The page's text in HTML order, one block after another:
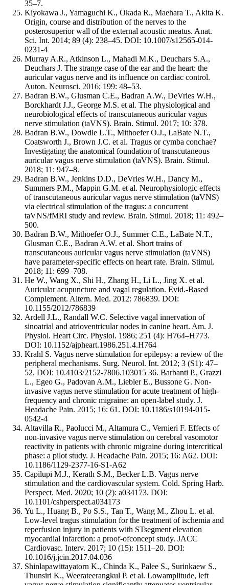
35–7.
Kiyokawa J., Yamaguchi K., Okada R., Maehara T., Akita K.
Origin, course and distribution of the nerves to the
posterosuperior wall of the external acoustic meatus. Anat.
Sci. Int. 2014; 89 (4): 238–45. DOI: 10.1007/s12565-014-
0231-4
Murray A.R., Atkinson L., Mahadi M.K., Deuchars S.A.,
Deuchars J. The strange case of the ear and the heart: the
auricular vagus nerve and its influence on cardiac control.
Auton. Neurosci. 2016; 199: 48–53.
Badran B.W., Glusman C.E., Badran A.W., DeVries W.H.,
Borckhardt J.J., George M.S. et al. The physiological and
neurobiological effects of transcutaneous auricular vagus
nerve stimulation (taVNS). Brain. Stimul. 2017; 10: 378.
Badran B.W., Dowdle L.T., Mithoefer O.J., LaBate N.T.,
Coatsworth J., Brown J.C. et al. Tragus or cymba conchae?
Investigating the anatomical foundation of transcutaneous
auricular vagus nerve stimulation (taVNS). Brain. Stimul.
2018; 11: 947–8.
Badran B.W., Jenkins D.D., DeVries W.H., Dancy M.,
Summers P.M., Mappin G.M. et al. Neurophysiologic effects
of transcutaneous auricular vagus nerve stimulation (taVNS)
via electrical stimulation of the tragus: a concurrent
taVNS/fMRI study and review. Brain. Stimul. 2018; 11: 492–
500.
Badran B.W., Mithoefer O.J., Summer C.E., LaBate N.T.,
Glusman C.E., Badran A.W. et al. Short trains of
transcutaneous auricular vagus nerve stimulation (taVNS)
have parameter-specific effects on heart rate. Brain. Stimul.
2018; 11: 699–708.
He W., Wang X., Shi H., Zhang H., Li L., Jing X. et al.
Auricular acupuncture and vagal regulation. Evid.-Based
Complement. Altern. Med. 2012: 786839. DOI:
10.1155/2012/786839
Ardell J.L., Randall W.C. Selective vagal innervation of
sinoatrial and atrioventricular nodes in canine heart. Am. J.
Physiol. Heart Circ. Physiol. 1986; 251 (4): H764–H773.
DOI: 10.1152/ajpheart.1986.251.4.H764
Krahl S. Vagus nerve stimulation for epilepsy: a review of the
peripheral mechanisms. Surg. Neurol. Int. 2012; 3 (S1): 47–
52. DOI: 10.4103/2152-7806.103015 36. Barbanti P., Grazzi
L., Egeo G., Padovan A.M., Liebler E., Bussone G. Non-
invasive vagus nerve stimulation for acute treatment of high-
frequency and chronic migraine: an open-label study. J.
Headache Pain. 2015; 16: 61. DOI: 10.1186/s10194-015-
0542-4
Altavilla R., Paolucci M., Altamura C., Vernieri F. Effects of
non-invasive vagus nerve stimulation on cerebral vasomotor
reactivity in patients with chronic migraine during intercritical
phase: a pilot study. J. Headache Pain. 2015; 16: A62. DOI:
10.1186/1129-2377-16-S1-A62
Capilupi M.J., Kerath S.M., Becker L.B. Vagus nerve
stimulation and the cardiovascular system. Cold. Spring Harb.
Perspect. Med. 2020; 10 (2): a034173. DOI:
10.1101/cshperspect.a034173
Yu L., Huang B., Po S.S., Tan T., Wang M., Zhou L. et al.
Low-level tragus stimulation for the treatment of ischemia and
reperfusion injury in patients with STsegment elevation
myocardial infarction: a proof-ofconcept study. JACC
Cardiovasc. Interv. 2017; 10 (15): 1511–20. DOI:
10.1016/j.jcin.2017.04.036
Shinlapawittayatorn K., Chinda K., Palee S., Surinkaew S.,
Thunsiri K., Weerateerangkul P. et al. Lowamplitude, left